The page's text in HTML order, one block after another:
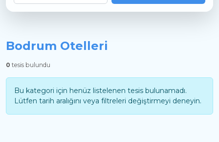
Bodrum Otelleri
0 tesis bulundu
Bu kategori için henüz listelenen tesis bulunamadı.
Lütfen tarih aralığını veya filtreleri değiştirmeyi deneyin.